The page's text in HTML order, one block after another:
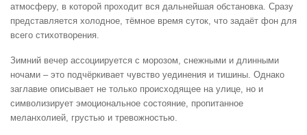
атмосферу, в которой проходит вся дальнейшая обстановка. Сразу
представляется холодное, тёмное время суток, что задаёт фон для
всего стихотворения.
Зимний вечер ассоциируется с морозом, снежными и длинными
ночами – это подчёркивает чувство уединения и тишины. Однако
заглавие описывает не только происходящее на улице, но и
символизирует эмоциональное состояние, пропитанное
меланхолией, грустью и тревожностью.